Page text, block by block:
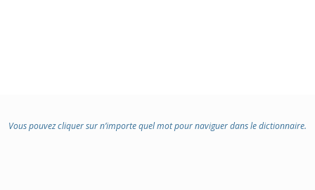
Vous pouvez cliquer sur n’importe quel mot pour naviguer dans le dictionnaire.